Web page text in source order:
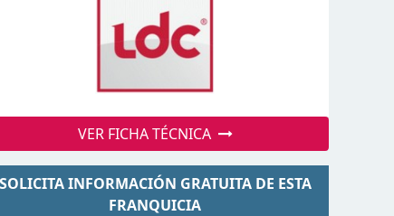
VER FICHA TÉCNICA
SOLICITA INFORMACIÓN GRATUITA DE ESTA
FRANQUICIA